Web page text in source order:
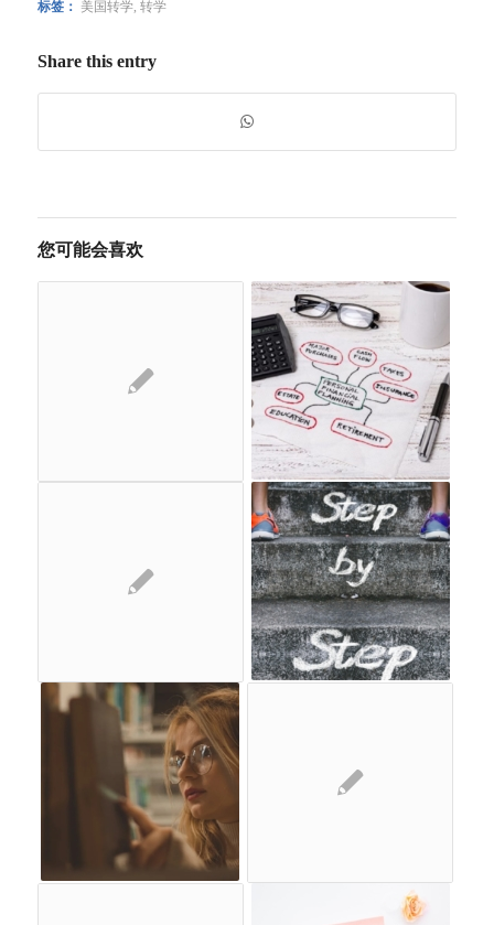
标签： 美国转学, 转学
Share this entry
您可能会喜欢